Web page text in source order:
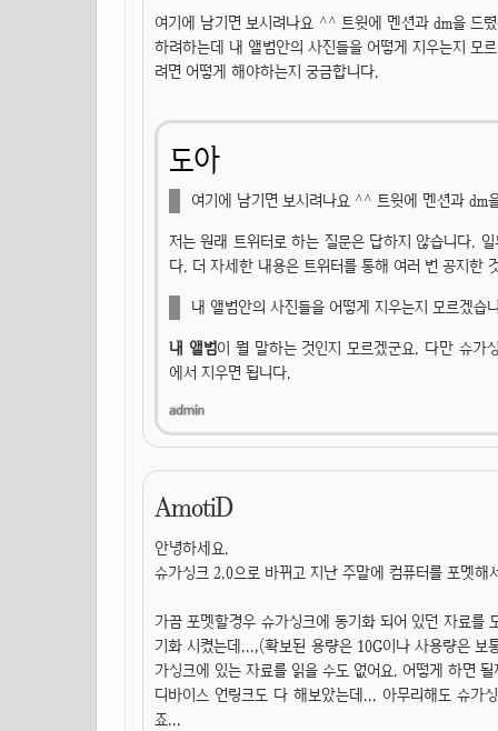
여기에 남기면 보시려나요 ^^ 트윗에 멘션과 dm을 드
하려하는데 내 앨범안의 사진들을 어떻게 지우는지 모
려면 어떻게 해야하는지 궁금합니다.
도아
여기에 남기면 보시려나요 ^^ 트윗에 멘션과 dm
저는 원래 트위터로 하는 질문은 답하지 않습니다.
다. 더 자세한 내용은 트위터를 통해 여러 번 공지한
내 앨범안의 사진들을 어떻게 지우는지 모르겠습
내 앨범이 뭘 말하는 것인지 모르겠군요. 다만 슈가
에서 지우면 됩니다.
AmotiD
안녕하세요.
슈가싱크 2.0으로 바뀌고 지난 주말에 컴퓨터를 포멧
가끔 포멧할경우 슈가싱크에 동기화 되어 있던 자료를
기화 시켰는데...,(확보된 용량은 10G이나 사용량은
가싱크에 있는 자료를 읽을 수도 없어요. 어떻게 하면 될
디바이스 언링크도 다 해보았는데... 아무리해도 슈가
죠...